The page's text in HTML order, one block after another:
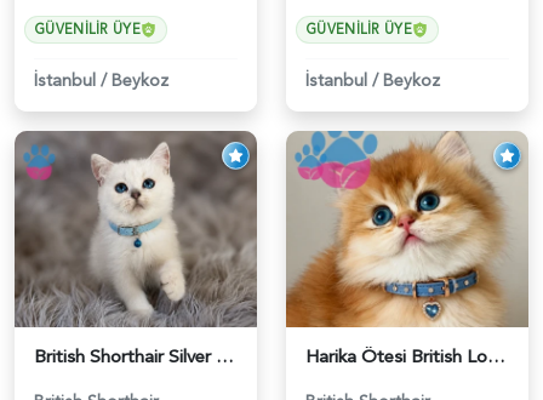
GÜVENILIR ÜYE
İstanbul /Beykoz
GÜVENILIR ÜYE
İstanbul /Beykoz
British Shorthair Silver Point Erkek 2 Aylık - 6122 Harika Ötesi British Longhair Golden Parlayan Yıldız - 6141